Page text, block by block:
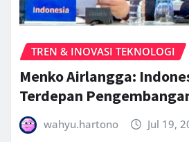
TREN & INOVASI TEKNOLOGI
Menko Airlangga:
Terdepan
wahyu.hartono Jul 19,